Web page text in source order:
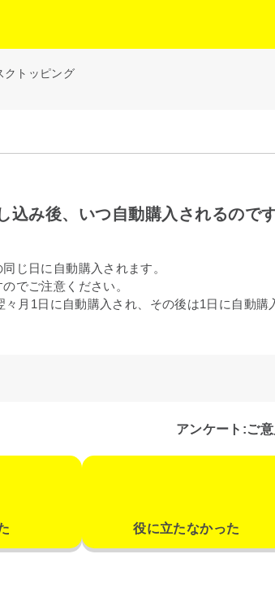
クトッピング
込み後、いつ自動購入されるので
じ日に自動購入されます。
でご注意ください。
月1日に自動購入され、その後は1日に自動購
アンケート:ご
役に立たなかった